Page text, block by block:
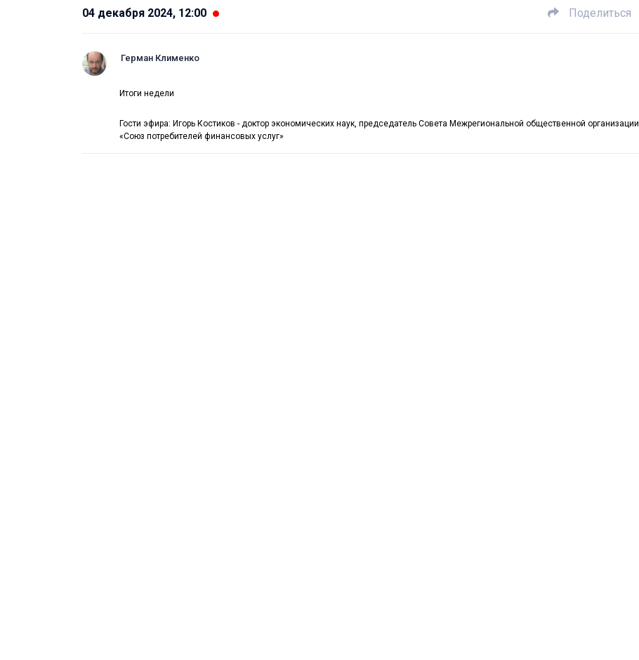
04 декабря 2024, 12:00 Поделиться
Герман Клименко
Итоги недели
Гости эфира: Игорь Костиков - доктор экономических наук, председатель Совета Межрегиональной общественной организации
«Союз потребителей финансовых услуг»